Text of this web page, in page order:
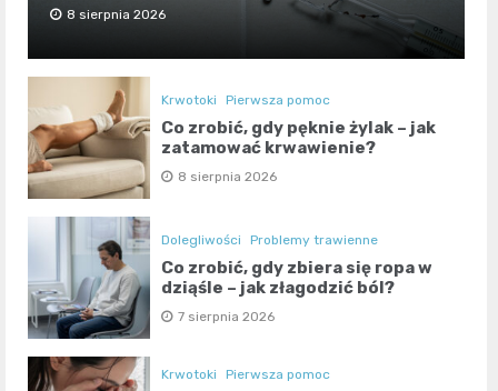
8 sierpnia 2026
Krwotoki Pierwsza pomoc
Co zrobić, gdy pęknie żylak – jak
zatamować krwawienie?
8 sierpnia 2026
Dolegliwości Problemy trawienne
Co zrobić, gdy zbiera się ropa w
dziąśle – jak złagodzić ból?
7 sierpnia 2026
Krwotoki Pierwsza pomoc